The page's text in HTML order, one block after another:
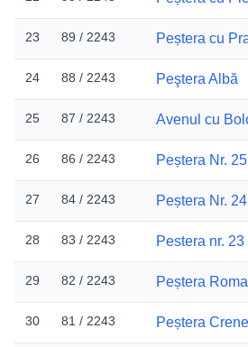
23 89 / 2243 Peștera cu
24 88 / 2243 Peştera Albă
25 87 / 2243 Avenul cu
26 86 / 2243 Peștera Nr.
27 84 / 2243 Peștera Nr.
28 83 / 2243 Pestera nr.
29 82 / 2243 Peștera
30 81 / 2243 Peștera Crenel